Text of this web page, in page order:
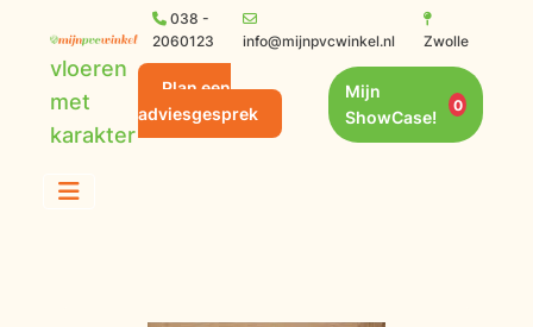
vloeren
met
karakter
038 -
2060123
info@mijnpvcwinkel.nl Zwolle
Plan een
adviesgesprek
Mijn
ShowCase!
0